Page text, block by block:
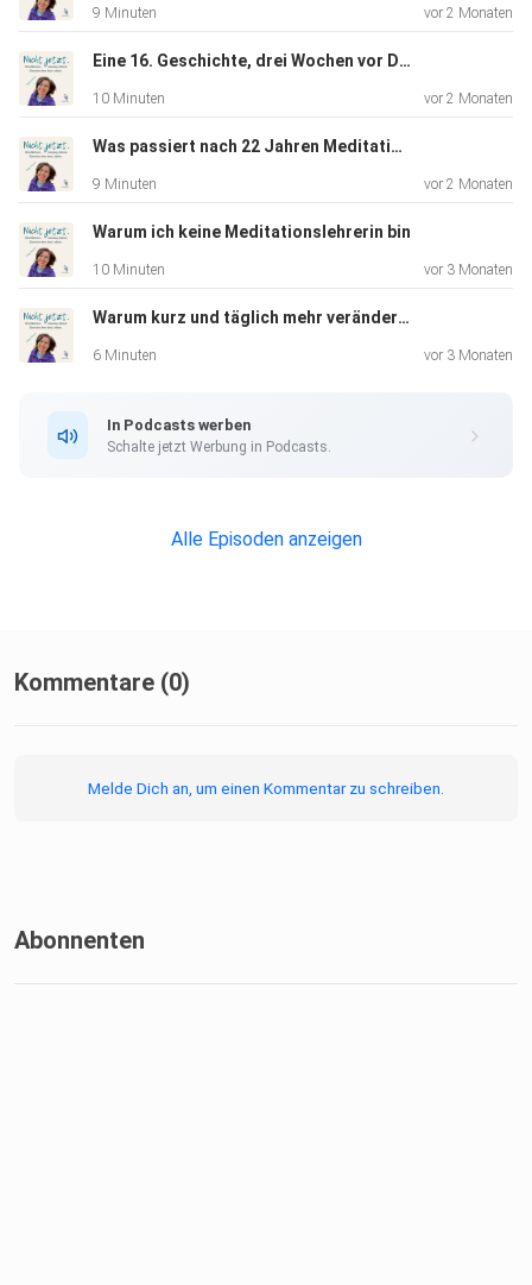
habe, sie zu
erwarten.
Twin zum Blogartikel „Säkularer Buddhismus – Was bleibt
ohne
Buddhismus"
Mind und Stille" (seit 18. Mai 2026
9 Minuten vor 2 Monaten
Eine 16. Geschichte, drei Wochen vor Druck
10 Minuten vor 2 Monaten
Was passiert nach 22 Jahren Meditation? Drei ehrliche Beobachtungen
9 Minuten vor 2 Monaten
Warum ich keine Meditationslehrerin bin
10 Minuten vor 3 Monaten
Warum kurz und täglich mehr verändert als lang und selten
6 Minuten vor 3 Monaten
In Podcasts werben
Schalte jetzt Werbung in Podcasts.
Alle Episoden anzeigen
Kommentare (0)
Melde Dich an, um einen Kommentar zu schreiben.
Abonnenten